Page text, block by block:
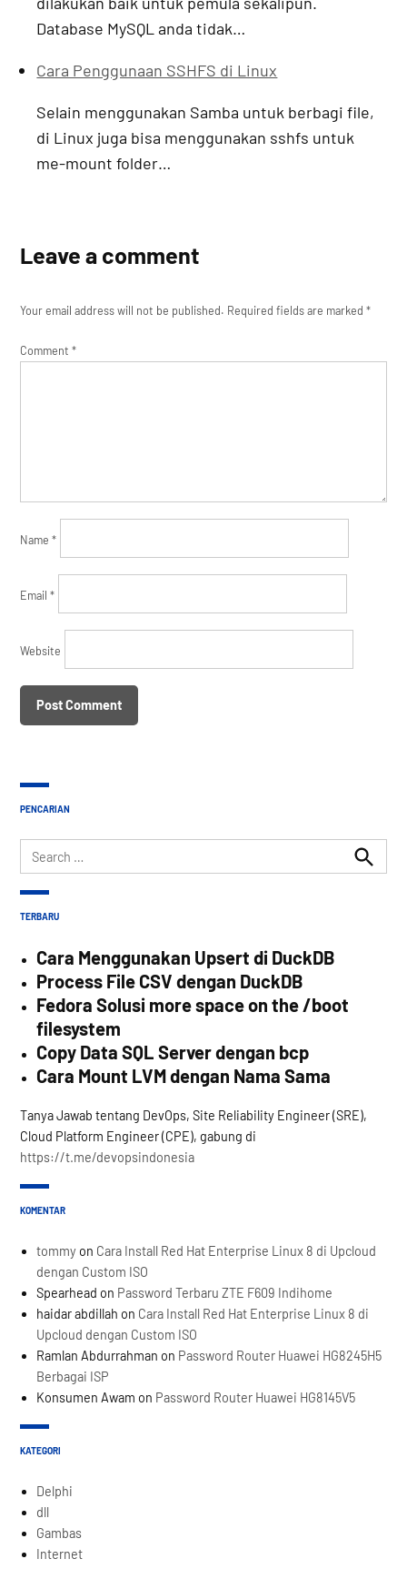
Database MySQL anda tidak…
Cara Penggunaan SSHFS di Linux
Selain menggunakan Samba untuk berbagi file,
di Linux juga bisa menggunakan sshfs untuk
me-mount folder…
Leave a comment
Your email address will not be published. Required fields are marked*
Comment*
Name*
Email*
Website
PENCARIAN
Search
for:
Search
TERBARU
Cara Menggunakan Upsert di DuckDB
Process File CSV dengan DuckDB
Fedora Solusi more space on the /boot
filesystem
Copy Data SQL Server dengan bcp
Cara Mount LVM dengan Nama Sama
Tanya Jawab tentang DevOps, Site Reliability Engineer (SRE),
Cloud Platform Engineer (CPE), gabung di
https://t.me/devopsindonesia
KOMENTAR
tommy on Cara Install Red Hat Enterprise Linux 8 di Upcloud
dengan Custom ISO
Spearhead on Password Terbaru ZTE F609 Indihome
haidar abdillah on Cara Install Red Hat Enterprise Linux 8 di
Upcloud dengan Custom ISO
Ramlan Abdurrahman on Password Router Huawei HG8245H5
Berbagai ISP
Konsumen Awam on Password Router Huawei HG8145V5
KATEGORI
Delphi
dll
Gambas
Internet